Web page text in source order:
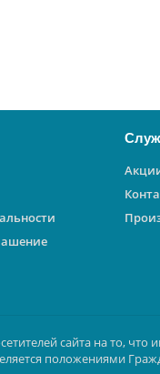
сайта на то, что
положениями